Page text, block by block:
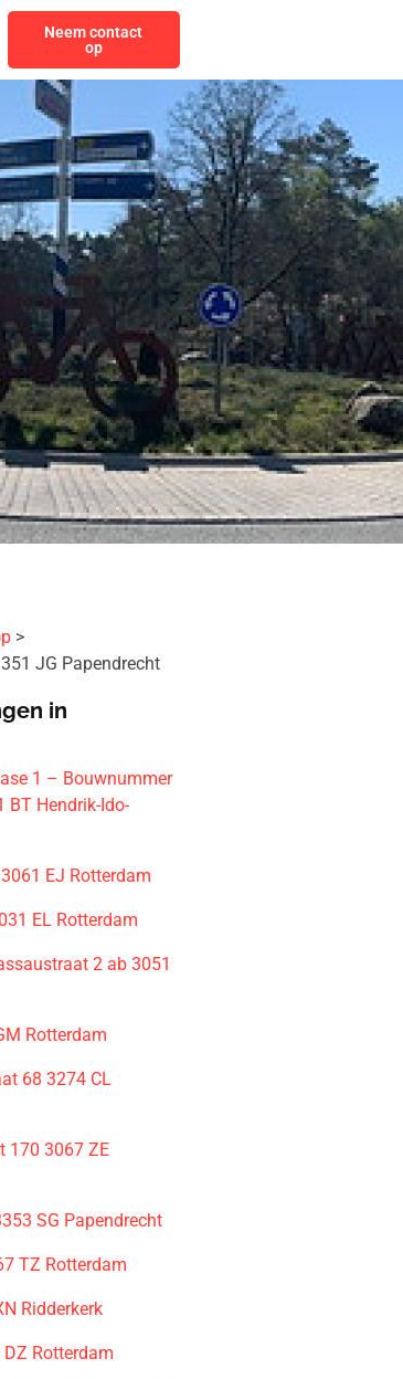
Neem contact
op
JG Papendrecht
in
1 – Bouwnummer
BT Hendrik-Ido-
EJ Rotterdam
EL Rotterdam
2 ab 3051
Rotterdam
68 3274 CL
170 3067 ZE
SG Papendrecht
TZ Rotterdam
Ridderkerk
Rotterdam